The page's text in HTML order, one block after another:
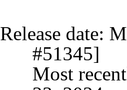
Release date:
#51345]
Most